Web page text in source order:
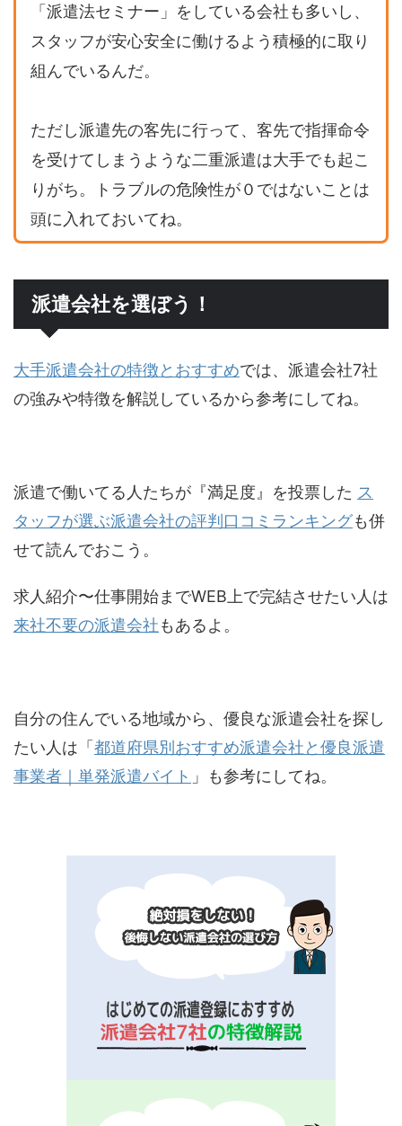
「派遣法セミナー」をしている会社も多いし、
スタッフが安心安全に働けるよう積極的に取り
組んでいるんだ。
ただし派遣先の客先に行って、客先で指揮命令
を受けてしまうような二重派遣は大手でも起こ
りがち。トラブルの危険性が０ではないことは
頭に入れておいてね。
派遣会社を選ぼう！
大手派遣会社の特徴とおすすめでは、派遣会社7社
の強みや特徴を解説しているから参考にしてね。
派遣で働いてる人たちが『満足度』を投票した ス
タッフが選ぶ派遣会社の評判口コミランキングも併
せて読んでおこう。
求人紹介〜仕事開始までWEB上で完結させたい人は
来社不要の派遣会社もあるよ。
自分の住んでいる地域から、優良な派遣会社を探し
たい人は「 都道府県別おすすめ派遣会社と優良派遣
事業者｜単発派遣バイト 」も参考にしてね。